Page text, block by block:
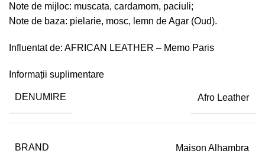
Note de mijloc: muscata, cardamom, paciuli;
Note de baza: pielarie, mosc, lemn de Agar (Oud).
Influentat de: AFRICAN LEATHER – Memo Paris
Informații suplimentare
DENUMIRE Afro Leather
BRAND Maison Alhambra